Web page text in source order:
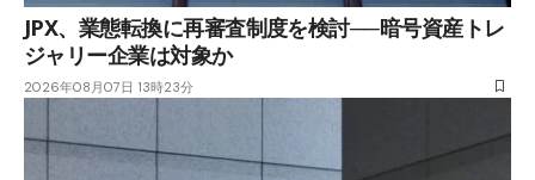
JPX、業態転換に再審査制度を検討──暗号資産トレ
ジャリー企業は対象か
2026年08月07日 13時23分